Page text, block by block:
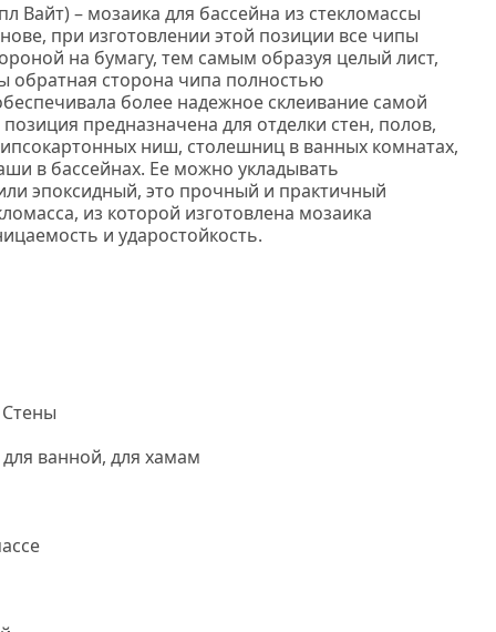
Вайт) – мозаика для бассейна из стекломассы
при изготовлении этой позиции все чипы
на бумагу, тем самым образуя целый лист,
обратная сторона чипа полностью
более надежное склеивание самой
предназначена для отделки стен, полов,
ниш, столешниц в ванных комнатах,
в бассейнах. Ее можно укладывать
эпоксидный, это прочный и практичный
из которой изготовлена мозаика
и ударостойкость.
ванной, для хамам